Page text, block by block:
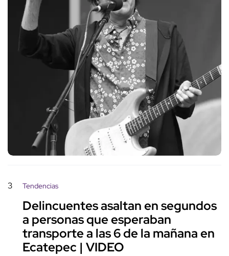
3 Tendencias
Delincuentes asaltan en segundos
a personas que esperaban
transporte a las 6 de la mañana en
Ecatepec | VIDEO